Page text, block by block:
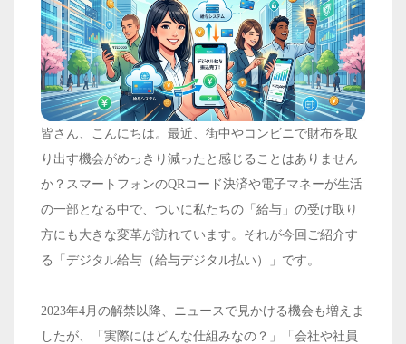
皆さん、こんにちは。最近、街中やコンビニで財布を取
り出す機会がめっきり減ったと感じることはありません
か？スマートフォンのQRコード決済や電子マネーが生活
の一部となる中で、ついに私たちの「給与」の受け取り
方にも大きな変革が訪れています。それが今回ご紹介す
る「デジタル給与（給与デジタル払い）」です。
2023年4月の解禁以降、ニュースで見かける機会も増えま
したが、「実際にはどんな仕組みなの？」「会社や社員